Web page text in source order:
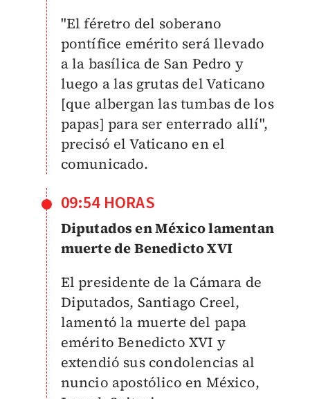
"El féretro del soberano
pontífice emérito será llevado
a la basílica de San Pedro y
luego a las grutas del Vaticano
[que albergan las tumbas de los
papas] para ser enterrado allí",
precisó el Vaticano en el
comunicado.
09:54 HORAS
Diputados en México lamentan
muerte de Benedicto XVI
El presidente de la Cámara de
Diputados, Santiago Creel,
lamentó la muerte del papa
emérito Benedicto XVI y
extendió sus condolencias al
nuncio apostólico en México,